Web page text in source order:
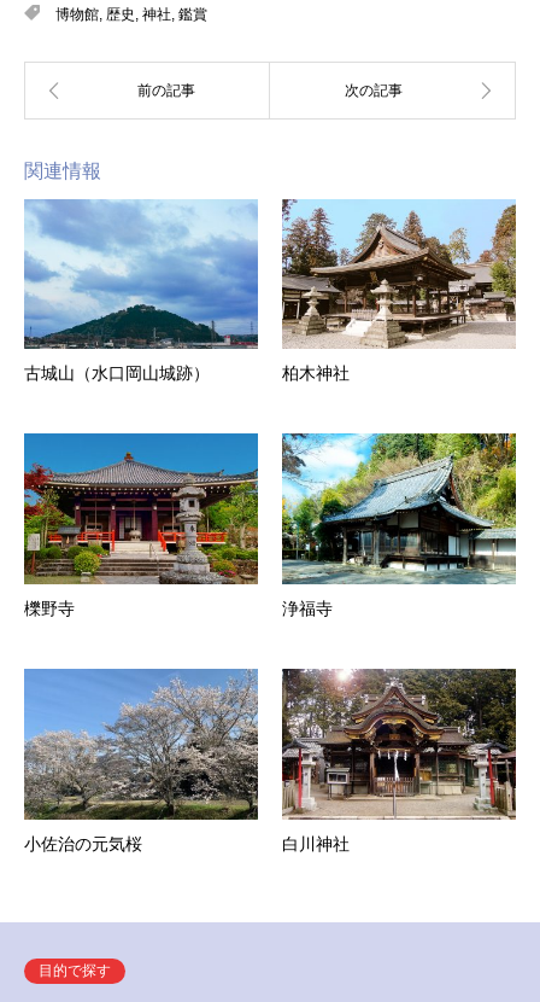
博物館 歴史 神社 鑑賞
関連情報
古城山（水口岡山城跡） 柏木神社
櫟野寺 浄福寺
小佐治の元気桜 白川神社
目的で探す